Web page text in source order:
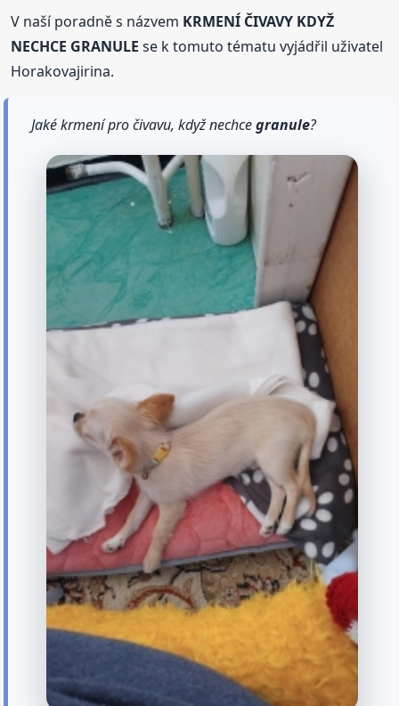
V naší poradně s názvem KRMENÍ ČIVAVY KDYŽ
NECHCE GRANULE se k tomuto tématu vyjádřil uživatel
Horakovajirina.
Jaké krmení pro čivavu, když nechcegranule?